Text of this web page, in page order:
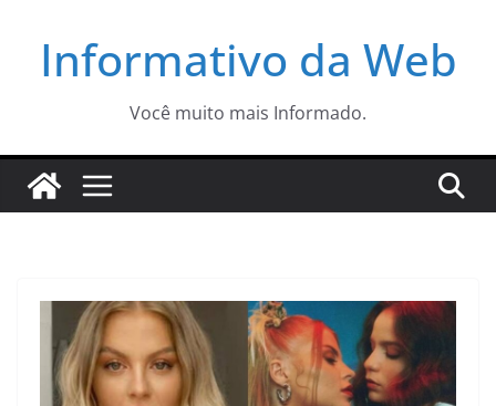
Informativo da Web
Você muito mais Informado.